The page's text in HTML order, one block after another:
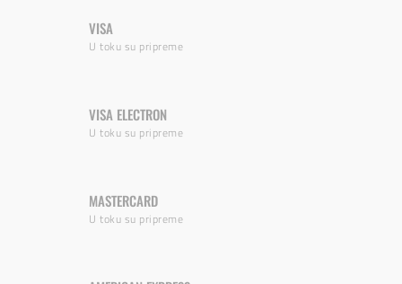
VISA
U toku su pripreme
VISA ELECTRON
U toku su pripreme
MASTERCARD
U toku su pripreme